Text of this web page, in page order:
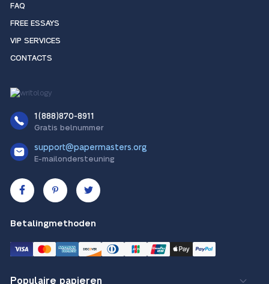
FAQ
FREE ESSAYS
VIP SERVICES
CONTACTS
1(888)870-8911
Gratis belnummer
support@papermasters.org
E-mailondersteuning
Betalingmethoden
Populaire papieren